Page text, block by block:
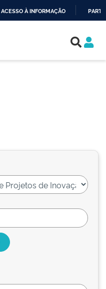
ACESSO À INFORMAÇÃO